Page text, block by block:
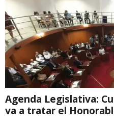
Agenda Legislativa:
va a tratar el